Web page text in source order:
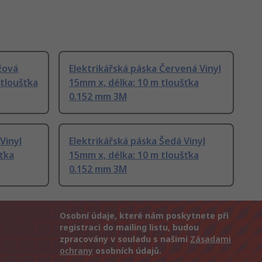
tloušťka
Elektrikářská páska Červená Vinyl
15mm x, délka: 10 m tloušťka
0.152 mm 3M
Elektrikářská páska Šedá Vinyl
15mm x, délka: 10 m tloušťka
0.152 mm 3M
Osobní údaje, které nám poskytnete při
registraci do mailing listu, budou
zpracovány v souladu s našimi Zásadami
ochrany osobních údajů.